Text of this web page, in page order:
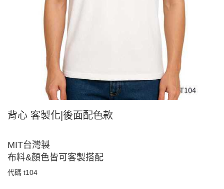
背心 客製化|後面配色款
MIT台灣製
布料&顏色皆可客製搭配
代碼 t104